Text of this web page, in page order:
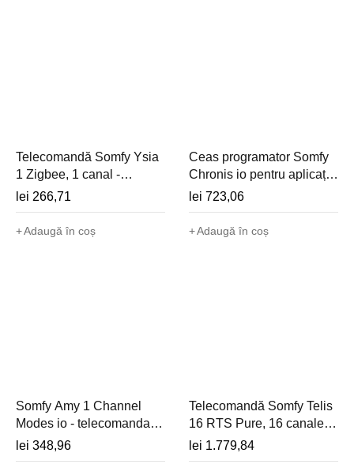
Telecomandă Somfy Ysia
1 Zigbee, 1 canal -
1871397
lei 266,71
Adaugă în coș
Ceas programator Somfy
Chronis io pentru aplicații
motorizate - 1805228
lei 723,06
Adaugă în coș
Somfy Amy 1 Channel
Modes io - telecomanda
perete 1 canal cu 4 moduri
si senzor temperatura, cu
lei 348,96
Telecomandă Somfy Telis
16 RTS Pure, 16 canale,
albă - 1811079
lei 1.779,84